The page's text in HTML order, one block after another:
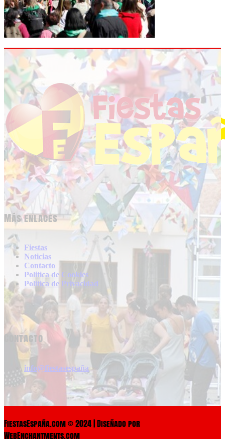
Más enlaces
Fiestas
Noticias
Contacto
Politica de Cookies
Politica de Privacidad
Contacto
info@fiestasespaña
FiestasEspaña.com © 2024 | Diseñado por
WebEnchantments.com